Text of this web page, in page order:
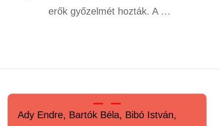
erők győzelmét hozták. A …
Ady Endre, Bartók Béla, Bibó István,